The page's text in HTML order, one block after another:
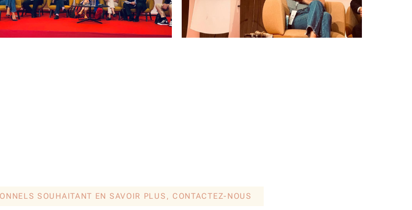
SOUHAITANT EN SAVOIR PLUS, CONTACTEZ-NOUS